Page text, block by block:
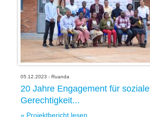
05.12.2023 - Ruanda
20 Jahre Engagement für soziale
Gerechtigkeit...
» Projektbericht lesen